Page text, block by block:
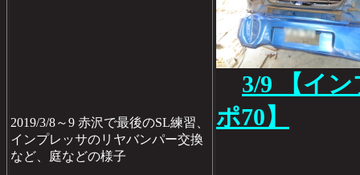
2019/3/8～9 赤沢で最後のSL練習、
インプレッサのリヤバンパー交換
など、庭などの様子
3/9 【イ
ポ70】